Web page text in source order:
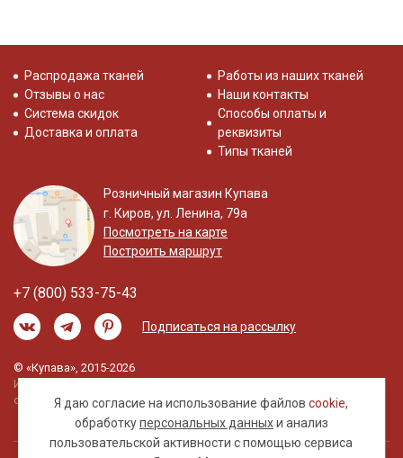
Я даю согласие на использование файловcookie,
обработкуперсональных данныхи анализ
пользовательской активности с помощью сервиса
Распродажа тканей
Отзывы о нас
Система скидок
Доставка и оплата
Работы из наших тканей
Наши контакты
Способы оплаты и
реквизиты
Типы тканей
Розничный магазин Купава
г. Киров, ул. Ленина, 79а
Посмотреть на карте
Построить маршрут
+7 (800) 533-75-43
Подписаться на рассылку
© «Купава», 2015-2026
Информация на сайте не является публичной
офертой.